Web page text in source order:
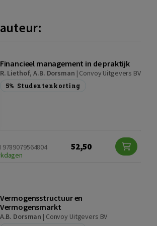
Financieel management in de praktijk
R. Liethof,A.B. Dorsman | Convoy Uitgevers BV
5% Studentenkorting
9789079564804
52,50
Vermogensstructuur en
Vermogensmarkt
A.B. Dorsman | Convoy Uitgevers BV